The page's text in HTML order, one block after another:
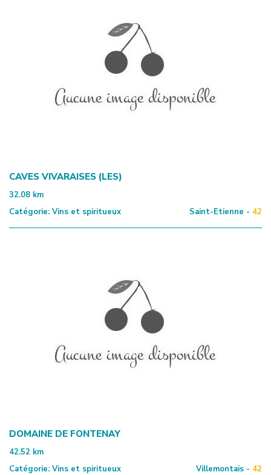
CAVES VIVARAISES (LES)
32.08 km
Catégorie: Vins et spiritueux Saint-Etienne - 42
DOMAINE DE FONTENAY
42.52 km
Catégorie: Vins et spiritueux Villemontais - 42